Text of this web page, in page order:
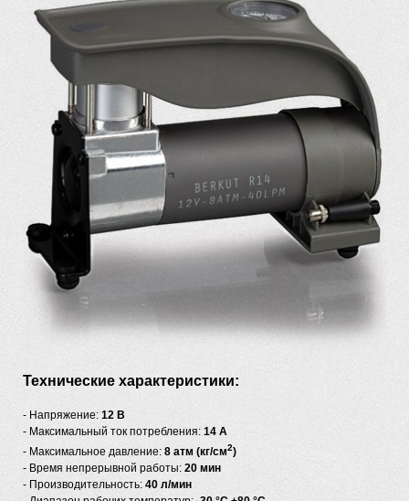
Технические характеристики:
- Напряжение: 12 В
- Максимальный ток потребления: 14 A
- Максимальное давление: 8 атм (кг/см2)
- Время непрерывной работы: 20 мин
- Производительность: 40 л/мин